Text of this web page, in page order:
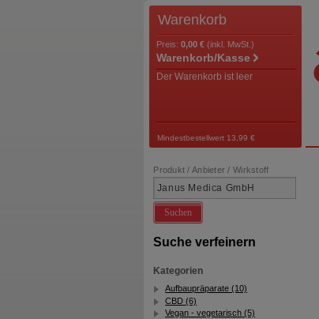
Warenkorb
Preis: 0,00 € (inkl. MwSt.)
Warenkorb/Kasse
Der Warenkorb ist leer
Mindestbestellwert 13,99 €
Produkt / Anbieter / Wirkstoff
Suchen
Suche verfeinern
Kategorien
Aufbaupräparate (10)
CBD (6)
Vegan - vegetarisch (5)